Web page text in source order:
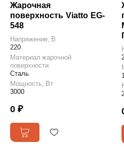
Жарочная
поверхность Viatto EG-
548
Напряжение, В
220
Материал жарочной
поверхности
Сталь
Мощность, Вт
3000
0 ₽